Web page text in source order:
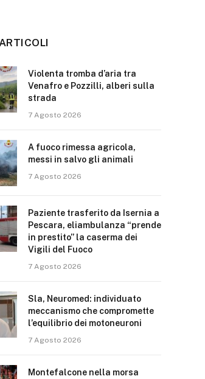
Violenta tromba d’aria tra
Venafro e Pozzilli, alberi sulla
strada
7 Agosto 2026
A fuoco rimessa agricola,
messi in salvo gli animali
7 Agosto 2026
Paziente trasferito da Isernia a
Pescara, eliambulanza “prende
in prestito” la caserma dei
Vigili del Fuoco
7 Agosto 2026
Sla, Neuromed: individuato
meccanismo che compromette
l’equilibrio dei motoneuroni
7 Agosto 2026
Montefalcone nella morsa